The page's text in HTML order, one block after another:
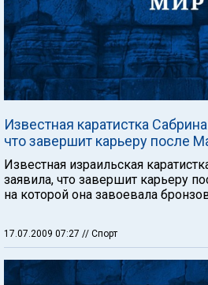
Известная каратистка
что завершит карьеру после
Известная израильская
заявила, что завершит карьеру
на которой она завоевала
17.07.2009 07:27 // Спорт